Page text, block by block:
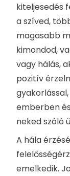
kiteljesedés
a szíved,
magasabb
kimondod,
vagy hálás,
pozitív
emberben
neked szóló
A hála
emelkedik.